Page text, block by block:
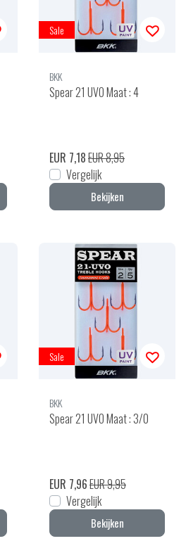
Sale
BKK
Spear 21 UVO Maat : 4
EUR 7,18EUR 8,95
Vergelijk
Bekijken
Sale
BKK
Spear 21 UVO Maat : 3/0
EUR 7,96EUR 9,95
Vergelijk
Bekijken